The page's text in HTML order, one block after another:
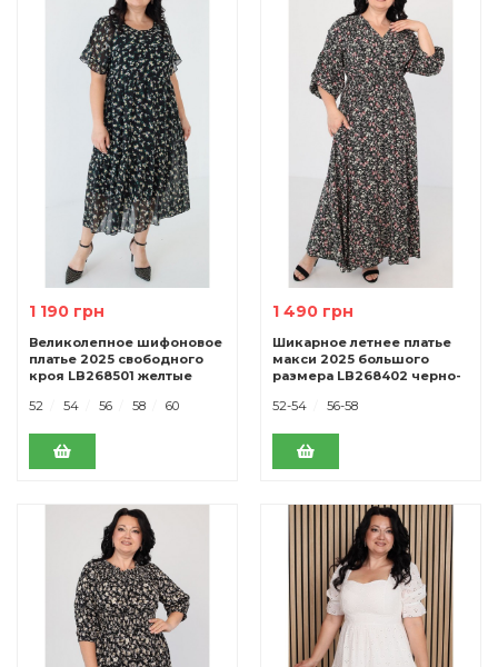
1 190 грн
Великолепное шифоновое
платье 2025 свободного
кроя LB268501 желтые
52
54 56 58 60
1 490 грн
Шикарное летнее платье
макси 2025 большого
размера LB268402 черно-
52-54
56-58